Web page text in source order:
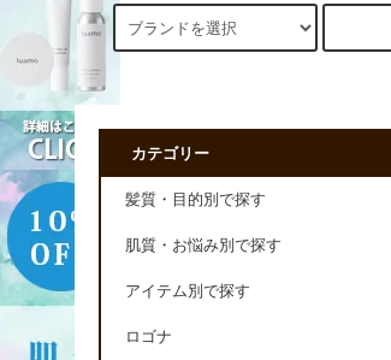
カテゴリー
髪質・目的別で探す
肌質・お悩み別で探す
アイテム別で探す
ロゴナ